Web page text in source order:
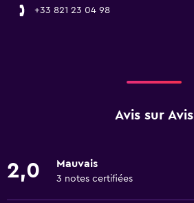
+33 821 23 04 98
Avis sur Avis
2,0 Mauvais
3 notes certifiées